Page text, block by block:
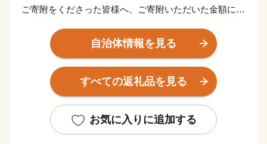
ご寄附をくださった皆様へ、ご寄附いただいた金額に応
意いたしましたので、お好みの特典をお選びください。
【ご注意】
・特典商品の送付は、豊後大野市外にお住まいの方に限
・寄附につきましては、年度内の回数制限は現在設けて
おりません。
自治体情報を見る
すべての返礼品を見る
お気に入りに追加する